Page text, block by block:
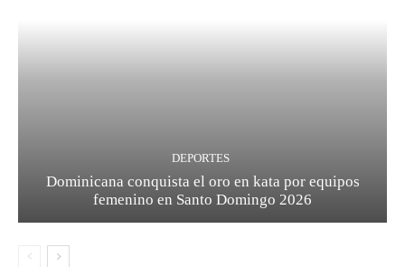
DEPORTES
Dominicana conquista el oro en kata por equipos
femenino en Santo Domingo 2026